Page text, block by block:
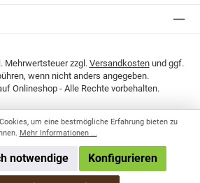
Mehrwertsteuer zzgl. Versandkostenund ggf.
wenn nicht anders angegeben.
Onlineshop - Alle Rechte vorbehalten.
um eine bestmögliche Erfahrung bieten zu
Mehr Informationen ...
notwendige Konfigurieren